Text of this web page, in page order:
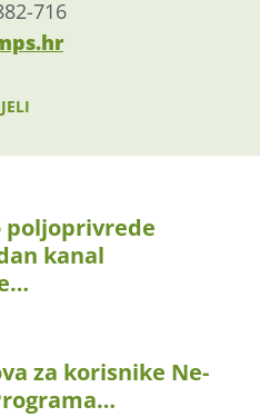
716
kanal
za korisnike Ne-